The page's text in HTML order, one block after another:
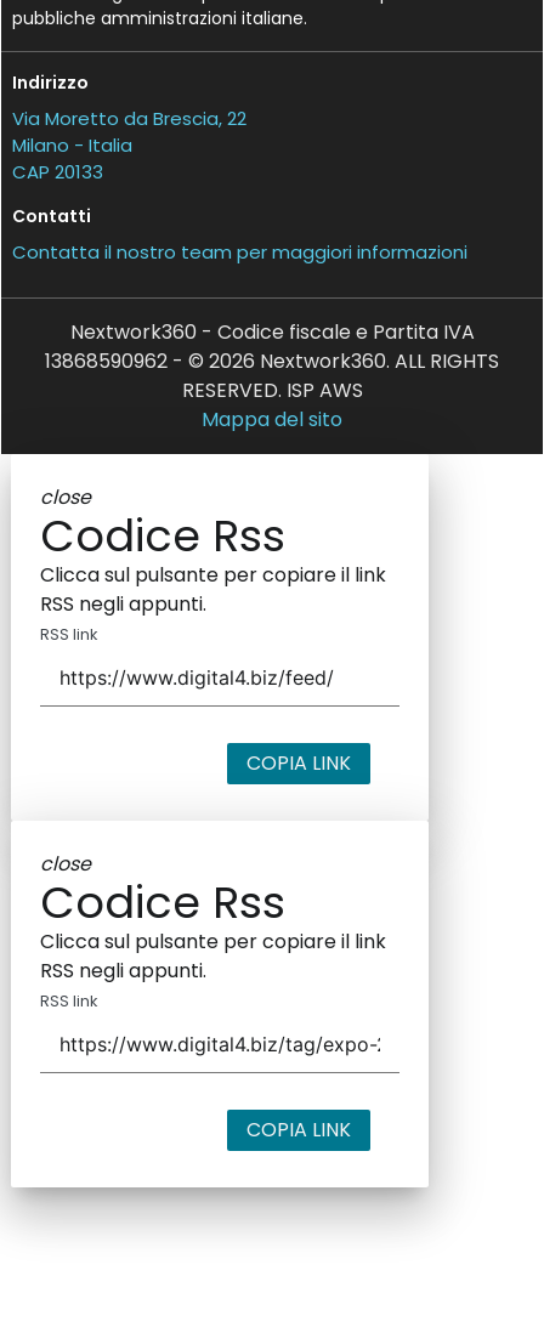
pubbliche amministrazioni italiane.
Indirizzo
Via Moretto da Brescia, 22
Milano - Italia
CAP 20133
Contatti
Contatta il nostro team per maggiori informazioni
Nextwork360 - Codice fiscale e Partita IVA
13868590962 - © 2026 Nextwork360. ALL RIGHTS
RESERVED. ISP AWS
Mappa del sito
close
Codice Rss
Clicca sul pulsante per copiare il link
RSS negli appunti.
RSS link
COPIA LINK
close
Codice Rss
Clicca sul pulsante per copiare il link
RSS negli appunti.
RSS link
COPIA LINK